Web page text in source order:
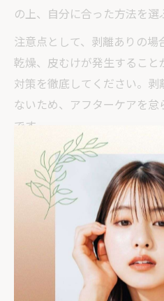
の上、自分に合った方法を選
注意点として、剥離ありの
乾燥、皮むけが発生するこ
対策を徹底してください。
ないため、アフターケアを
です。
エステのプロが教えるハー
エステのプロが推奨するハ
でも「ハーブピーリング 効
木」といったキーワードで高
な効果としては、ニキビの
ーを促進する、毛穴の詰ま
が挙げられます。特に繰り返